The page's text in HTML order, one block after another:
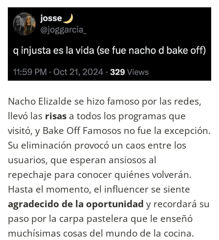
Nacho Elizalde se hizo famoso por las redes,
llevó las risas a todos los programas que
visitó, y Bake Off Famosos no fue la excepción.
Su eliminación provocó un caos entre los
usuarios, que esperan ansiosos al
repechaje para conocer quiénes volverán.
Hasta el momento, el influencer se siente
agradecido de la oportunidad y recordará su
paso por la carpa pastelera que le enseñó
muchísimas cosas del mundo de la cocina.